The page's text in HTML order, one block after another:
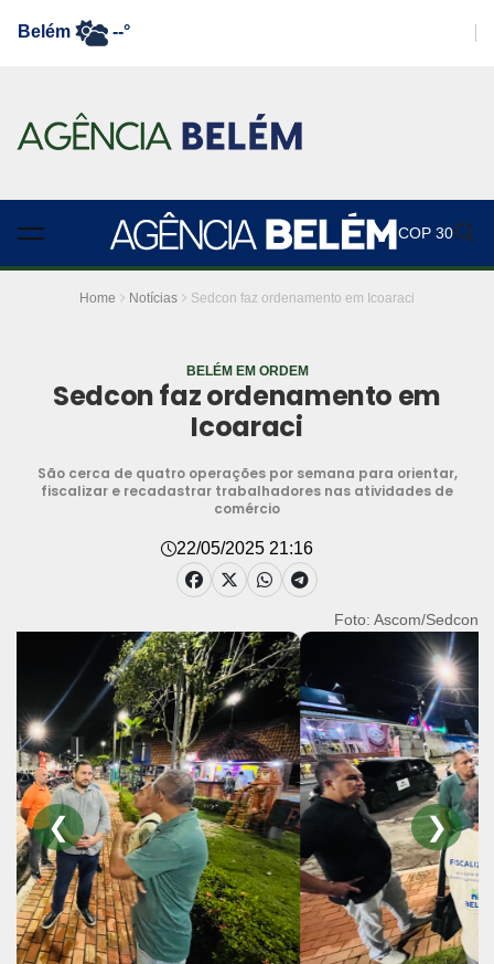
Belém --°
COP 30
Home Notícias Sedcon faz ordenamento em Icoaraci
BELÉM EM ORDEM
Sedcon faz ordenamento em
Icoaraci
São cerca de quatro operações por semana para orientar,
fiscalizar e recadastrar trabalhadores nas atividades de
comércio
22/05/2025 21:16
Foto: Ascom/Sedcon
❮ ❯